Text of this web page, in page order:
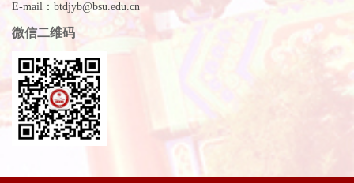
E-mail：btdjyb@bsu.edu.cn
微信二维码